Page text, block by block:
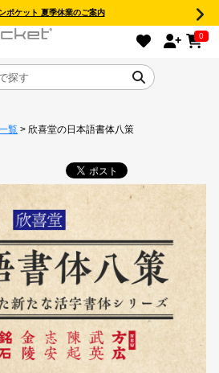
ポケット 夏季休業のご案内
0
覧 > 欣喜堂の日本語書体八策